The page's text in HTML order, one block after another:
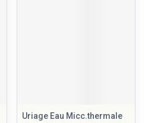
Uriage Eau Micc.thermale